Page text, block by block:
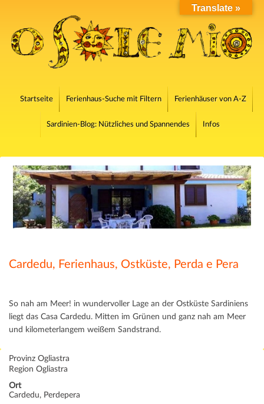
Startseite Ferienhaus-Suche mit Filtern Ferienhäuser von A-Z
Sardinien-Blog: Nützliches und Spannendes Infos
Cardedu, Ferienhaus, Ostküste, Perda e Pera
So nah am Meer! in wundervoller Lage an der Ostküste Sardiniens
liegt das Casa Cardedu. Mitten im Grünen und ganz nah am Meer
und kilometerlangem weißem Sandstrand.
Provinz Ogliastra
Region Ogliastra
Ort
Cardedu, Perdepera
Translate »